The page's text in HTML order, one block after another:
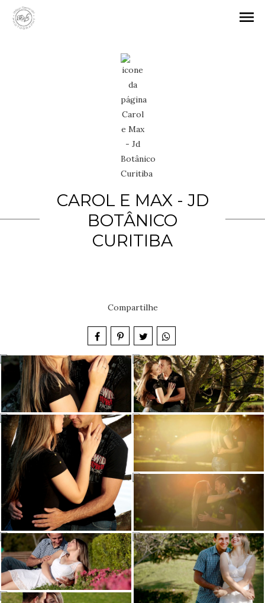
menu
CAROL E MAX - JD
BOTÂNICO
CURITIBA
Compartilhe